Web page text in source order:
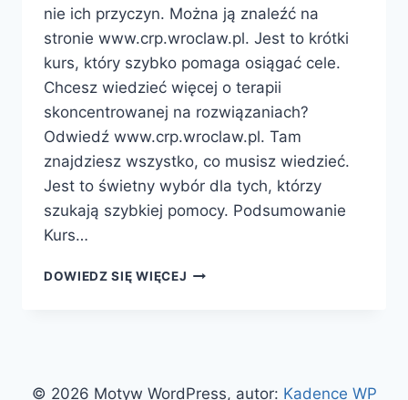
nie ich przyczyn. Można ją znaleźć na
stronie www.crp.wroclaw.pl. Jest to krótki
kurs, który szybko pomaga osiągać cele.
Chcesz wiedzieć więcej o terapii
skoncentrowanej na rozwiązaniach?
Odwiedź www.crp.wroclaw.pl. Tam
znajdziesz wszystko, co musisz wiedzieć.
Jest to świetny wybór dla tych, którzy
szukają szybkiej pomocy. Podsumowanie
Kurs…
DOWIEDZ SIĘ WIĘCEJ KURS
NAJNOWSZE
© 2026 Motyw WordPress, autor: Kadence WP